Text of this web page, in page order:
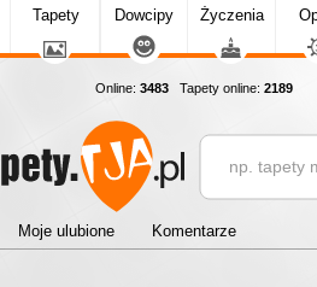
Tapety Dowcipy Życzenia
Online: 3483 Tapety online: 2189
Moje ulubione Komentarze